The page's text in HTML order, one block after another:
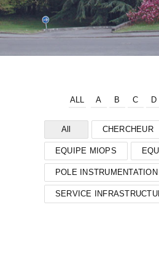
ALL A B C D
All CHERCHEUR
EQUIPE MIOPS
POLE
SERVICE